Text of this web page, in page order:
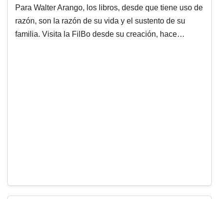
Para Walter Arango, los libros, desde que tiene uso de
razón, son la razón de su vida y el sustento de su
familia. Visita la FilBo desde su creación, hace…